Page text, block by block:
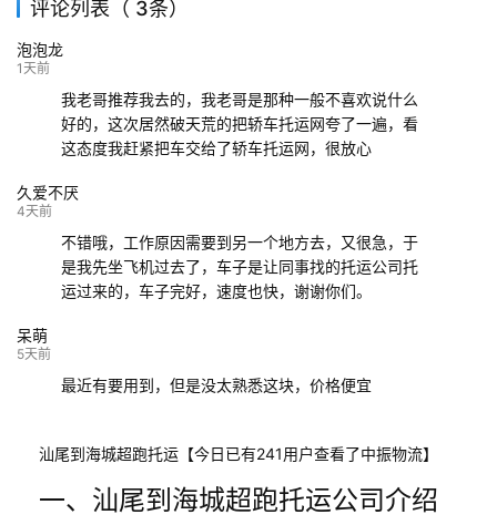
139****9233
评论列表（ 3条）
泡泡龙
1天前
我老哥推荐我去的，我老哥是那种一般不喜欢说什么
好的，这次居然破天荒的把轿车托运网夸了一遍，看
这态度我赶紧把车交给了轿车托运网，很放心
久爱不厌
4天前
不错哦，工作原因需要到另一个地方去，又很急，于
是我先坐飞机过去了，车子是让同事找的托运公司托
运过来的，车子完好，速度也快，谢谢你们。
呆萌
5天前
最近有要用到，但是没太熟悉这块，价格便宜
汕尾到海城超跑托运【今日已有241用户查看了中振物流】
一、汕尾到海城超跑托运公司介绍